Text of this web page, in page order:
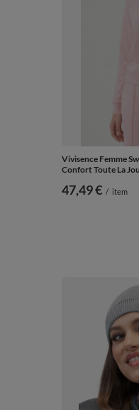
Vivisence Femme
Confort Toute La
47,49 € / item